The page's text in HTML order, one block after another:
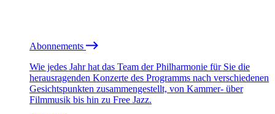
Abonnements
Wie jedes Jahr hat das Team der Philharmonie für Sie die
herausragenden Konzerte des Programms nach verschiedenen
Gesichtspunkten zusammengestellt, von Kammer- über
Filmmusik bis hin zu Free Jazz.